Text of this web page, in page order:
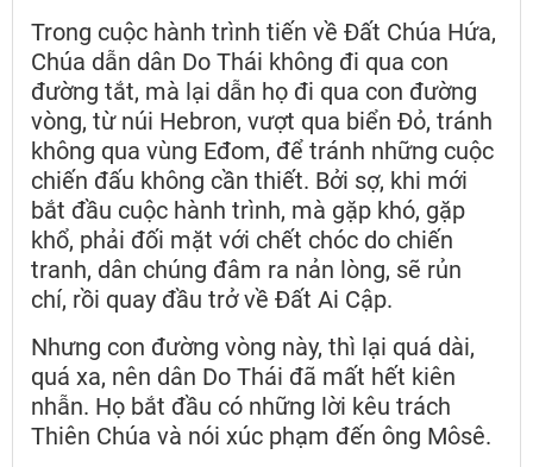
Trong cuộc hành trình tiến về Đất Chúa Hứa,
Chúa dẫn dân Do Thái không đi qua con
đường tắt, mà lại dẫn họ đi qua con đường
vòng, từ núi Hebron, vượt qua biển Đỏ, tránh
không qua vùng Eđom, để tránh những cuộc
chiến đấu không cần thiết. Bởi sợ, khi mới
bắt đầu cuộc hành trình, mà gặp khó, gặp
khổ, phải đối mặt với chết chóc do chiến
tranh, dân chúng đâm ra nản lòng, sẽ rủn
chí, rồi quay đầu trở về Đất Ai Cập.
Nhưng con đường vòng này, thì lại quá dài,
quá xa, nên dân Do Thái đã mất hết kiên
nhẫn. Họ bắt đầu có những lời kêu trách
Thiên Chúa và nói xúc phạm đến ông Môsê.